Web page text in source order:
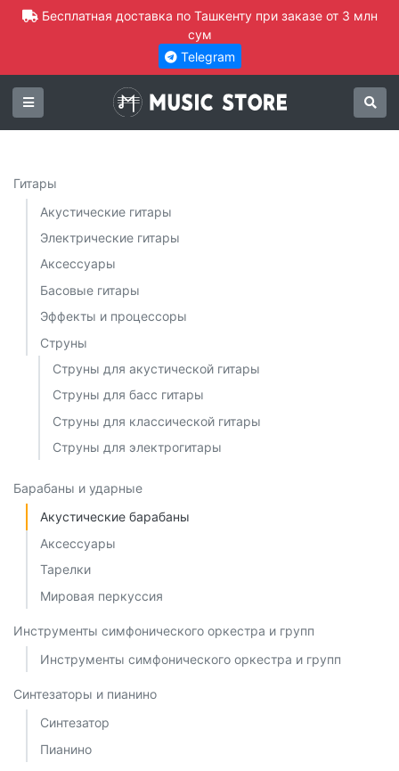
Бесплатная доставка по Ташкенту при заказе от 3 млн
сум
Telegram
Гитары
Акустические гитары
Электрические гитары
Аксессуары
Басовые гитары
Эффекты и процессоры
Струны
Струны для акустической гитары
Струны для басс гитары
Струны для классической гитары
Струны для электрогитары
Барабаны и ударные
Акустические барабаны
Аксессуары
Тарелки
Мировая перкуссия
Инструменты симфонического оркестра и групп
Инструменты симфонического оркестра и групп
Синтезаторы и пианино
Синтезатор
Пианино